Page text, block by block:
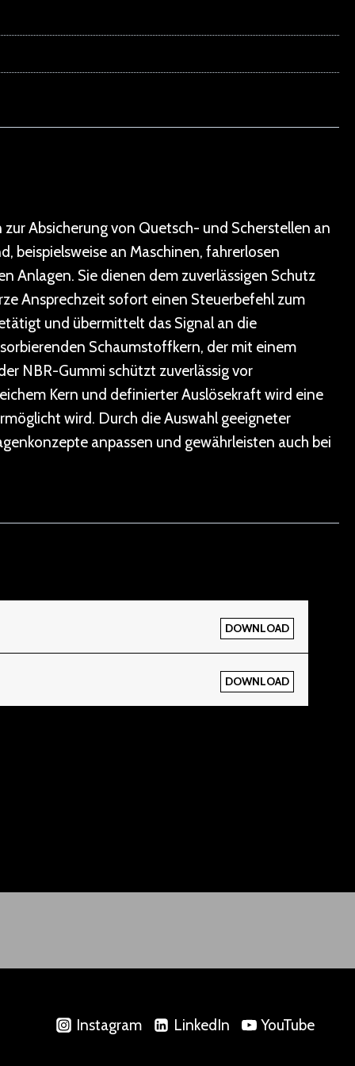
Absicherung von Quetsch- und Scherstellen an
beispielsweise an Maschinen, fahrerlosen
Anlagen. Sie dienen dem zuverlässigen Schutz
Ansprechzeit sofort einen Steuerbefehl zum
und übermittelt das Signal an die
Schaumstoffkern, der mit einem
NBR-Gummi schützt zuverlässig vor
Kern und definierter Auslösekraft wird eine
wird. Durch die Auswahl geeigneter
anpassen und gewährleisten auch bei
DOWNLOAD
DOWNLOAD
Instagram LinkedIn YouTube